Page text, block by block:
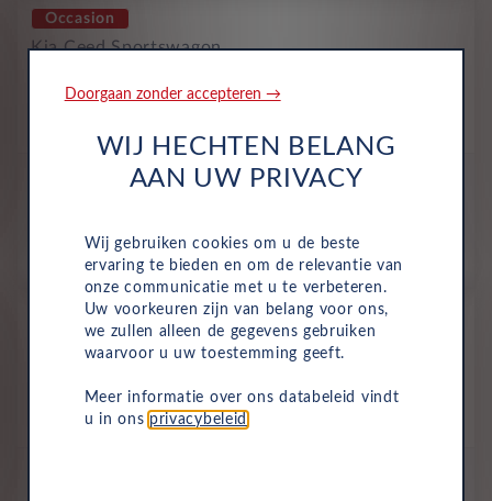
Occasion
Kia Ceed Sportswagon
Benzine Handmatig Juli 2025
All-inclusive prijs
o.b.v 60 mnd en 5,000 km/j
Occasion
Kia Ceed Sportswagon
Benzine Handmatig Oktober 2025
10 Km
JGK-10-N
Black Pearl (1K)
Doorgaan zonder accepteren →
WIJ HECHTEN BELANG
AAN UW PRIVACY
Wij gebruiken cookies om u de beste
ervaring te bieden en om de relevantie van
onze communicatie met u te verbeteren.
Uw voorkeuren zijn van belang voor ons,
we zullen alleen de gegevens gebruiken
waarvoor u uw toestemming geeft.
Meer informatie over ons databeleid vindt
u in ons privacybeleid